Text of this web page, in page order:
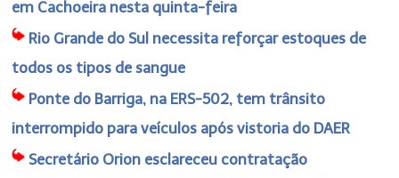
em Cachoeira nesta quinta-feira
Rio Grande do Sul necessita reforçar estoques de
todos os tipos de sangue
Ponte do Barriga, na ERS-502, tem trânsito
interrompido para veículos após vistoria do DAER
Secretário Orion esclareceu contratação